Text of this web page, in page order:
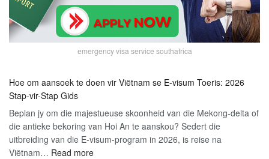
emergency visa service southafrica
Hoe om aansoek te doen vir Viëtnam se E-visum Toeris: 2026
Stap-vir-Stap Gids
Beplan jy om die majestueuse skoonheid van die Mekong-delta of
die antieke bekoring van Hoi An te aanskou? Sedert die
uitbreiding van die E-visum-program in 2026, is reise na
Viëtnam… Read more: